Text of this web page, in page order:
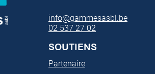
info@gammesasbl.be
02 537 27 02
SOUTIENS
Partenaire